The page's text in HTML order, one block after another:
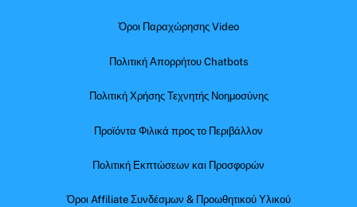
Όροι Παραχώρησης Video
Πολιτική Απορρήτου Chatbots
Πολιτική Χρήσης Τεχνητής Νοημοσύνης
Προϊόντα Φιλικά προς το Περιβάλλον
Πολιτική Εκπτώσεων και Προσφορών
Όροι Affiliate Συνδέσμων & Προωθητικού Υλικού